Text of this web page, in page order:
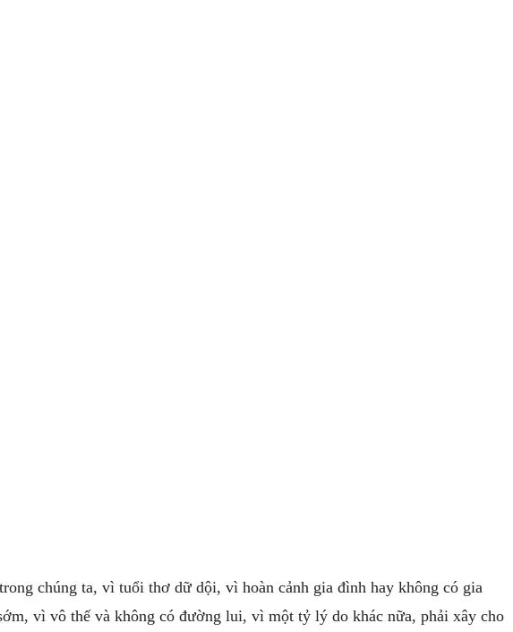
chúng ta, vì tuổi thơ dữ dội, vì hoàn cảnh gia đình hay không có gia
vì vô thế và không có đường lui, vì một tỷ lý do khác nữa, phải xây cho